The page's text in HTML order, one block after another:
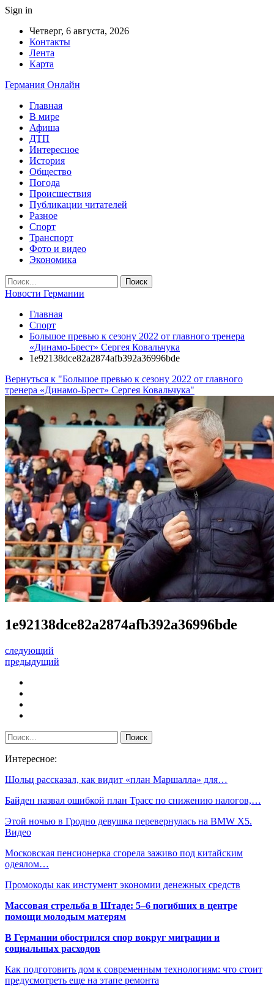
Sign in
Четверг, 6 августа, 2026
Контакты
Лента
Карта
Германия Онлайн
Главная
В мире
Афиша
ДТП
Интересное
История
Общество
Погода
Происшествия
Публикации читателей
Разное
Спорт
Транспорт
Фото и видео
Экономика
Новости Германии
Главная
Спорт
Большое превью к сезону 2022 от главного тренера
«Динамо-Брест» Сергея Ковальчука
1e92138dce82a2874afb392a36996bde
Вернуться к "Большое превью к сезону 2022 от главного
тренера «Динамо-Брест» Сергея Ковальчука"
1e92138dce82a2874afb392a36996bde
следующий
предыдущий
Интересное:
Шольц рассказал, как видит «план Маршалла» для…
Байден назвал ошибкой план Трасс по снижению налогов,…
Этой ночью в Гродно девушка перевернулась на BMW X5.
Видео
Московская пенсионерка сгорела заживо под китайским
одеялом…
Промокоды как инстумент экономии денежных средств
Массовая стрельба в Штаде: 5–6 погибших в центре
помощи молодым матерям
В Германии обострился спор вокруг миграции и
социальных расходов
Как подготовить дом к современным технологиям: что стоит
предусмотреть еще на этапе ремонта